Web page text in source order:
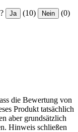
Ja (10) Nein (0)
die Bewertung von
Produkt tatsächlich
aber grundsätzlich
Hinweis schließen